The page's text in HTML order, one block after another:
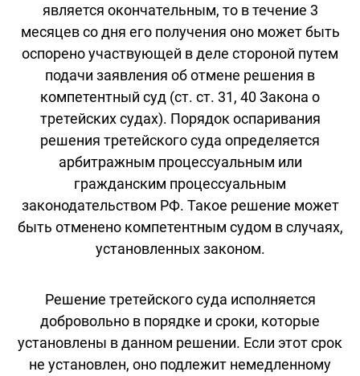
является окончательным, то в течение 3
месяцев со дня его получения оно может быть
оспорено участвующей в деле стороной путем
подачи заявления об отмене решения в
компетентный суд (ст. ст. 31, 40 Закона о
третейских судах). Порядок оспаривания
решения третейского суда определяется
арбитражным процессуальным или
гражданским процессуальным
законодательством РФ. Такое решение может
быть отменено компетентным судом в случаях,
установленных законом.
Решение третейского суда исполняется
добровольно в порядке и сроки, которые
установлены в данном решении. Если этот срок
не установлен, оно подлежит немедленному